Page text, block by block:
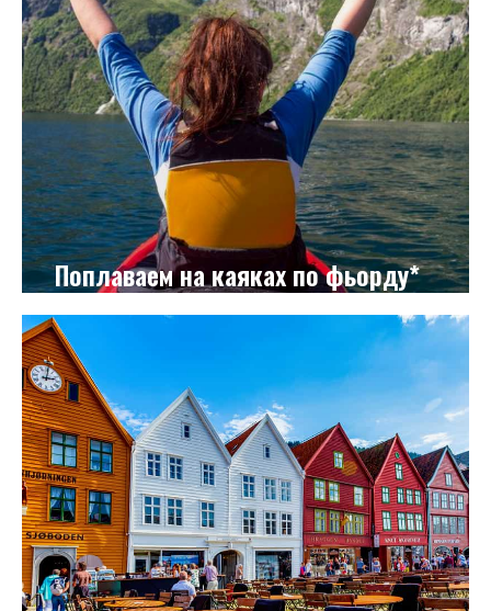
Поплаваем на каяках по фьорду*